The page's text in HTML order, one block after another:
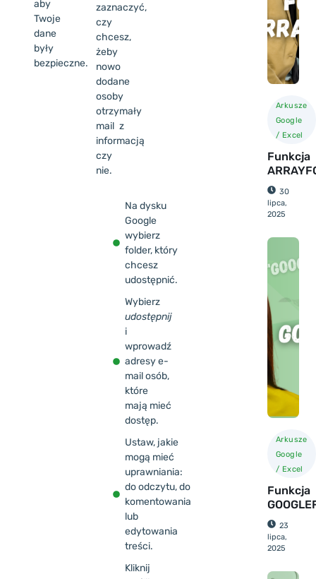
aby
Twoje
dane
były
bezpieczne.
zaznaczyć,
czy
chcesz,
żeby
nowo
dodane
osoby
otrzymały
mail z
informacją
czy
nie.
Na dysku
Google
wybierz
folder, który
chcesz
udostępnić.
Wybierz
udostępnij
i
wprowadź
adresy e-
mail osób,
które
mają mieć
dostęp.
Ustaw, jakie
mogą mieć
uprawniania:
do odczytu, do
komentowania
lub
edytowania
treści.​
Kliknij
Arkusze
Google
/ Excel
Funkcja
30
lipca,
2025
Arkusze
Google
/ Excel
Funkcja
23
lipca,
2025